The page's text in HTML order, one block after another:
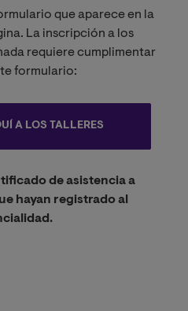
que aparece en la
La inscripción a los
requiere cumplimentar
formulario:
A LOS TALLERES
de asistencia a
hayan registrado al